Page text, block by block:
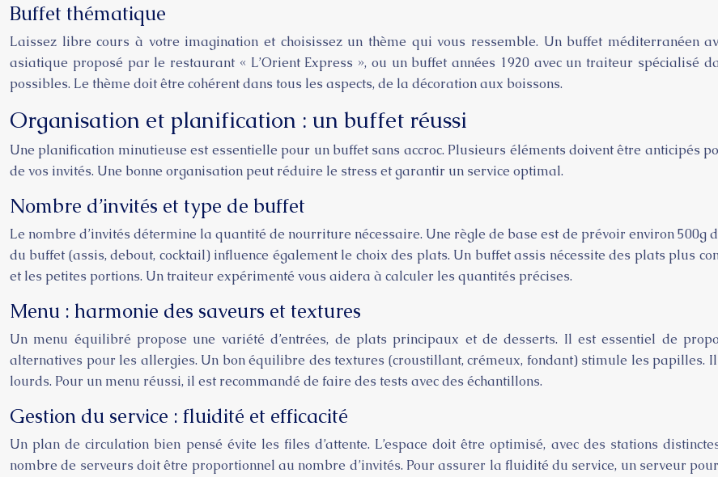
Buffet thématique
Laissez libre cours à votre imagination et choisissez un thème qui vous ressemble. Un buffet méditerranéen
asiatique proposé par le restaurant « L’Orient Express », ou un buffet années 1920 avec un traiteur spécialisé
possibles. Le thème doit être cohérent dans tous les aspects, de la décoration aux boissons.
Organisation et planification : un buffet réussi
Une planification minutieuse est essentielle pour un buffet sans accroc. Plusieurs éléments doivent être anticipés
de vos invités. Une bonne organisation peut réduire le stress et garantir un service optimal.
Nombre d’invités et type de buffet
Le nombre d’invités détermine la quantité de nourriture nécessaire. Une règle de base est de prévoir environ
du buffet (assis, debout, cocktail) influence également le choix des plats. Un buffet assis nécessite des plats plus
et les petites portions. Un traiteur expérimenté vous aidera à calculer les quantités précises.
Menu : harmonie des saveurs et textures
Un menu équilibré propose une variété d’entrées, de plats principaux et de desserts. Il est essentiel de
alternatives pour les allergies. Un bon équilibre des textures (croustillant, crémeux, fondant) stimule les papilles.
lourds. Pour un menu réussi, il est recommandé de faire des tests avec des échantillons.
Gestion du service : fluidité et efficacité
Un plan de circulation bien pensé évite les files d’attente. L’espace doit être optimisé, avec des stations
nombre de serveurs doit être proportionnel au nombre d’invités. Pour assurer la fluidité du service, un serveur